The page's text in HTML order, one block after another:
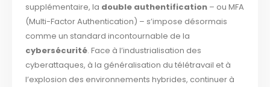
supplémentaire, la double authentification – ou MFA
(Multi-Factor Authentication) – s’impose désormais
comme un standard incontournable de la
cybersécurité. Face à l’industrialisation des
cyberattaques, à la généralisation du télétravail et à
l’explosion des environnements hybrides, continuer à